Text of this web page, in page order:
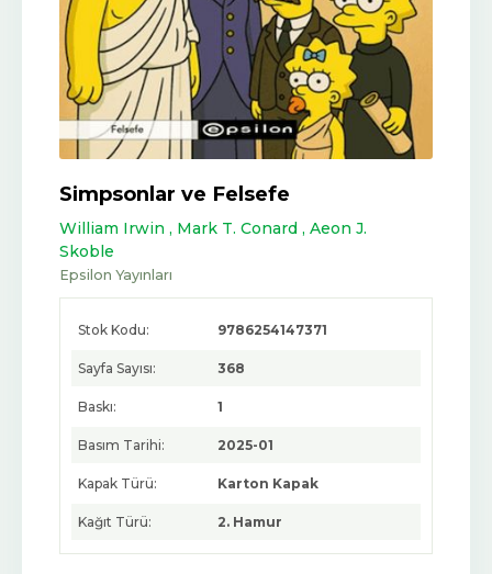
Simpsonlar ve Felsefe
William Irwin , Mark T. Conard , Aeon J.
Skoble
Epsilon Yayınları
Stok Kodu: 9786254147371
Sayfa Sayısı: 368
Baskı: 1
Basım Tarihi: 2025-01
Kapak Türü: Karton Kapak
Kağıt Türü: 2. Hamur